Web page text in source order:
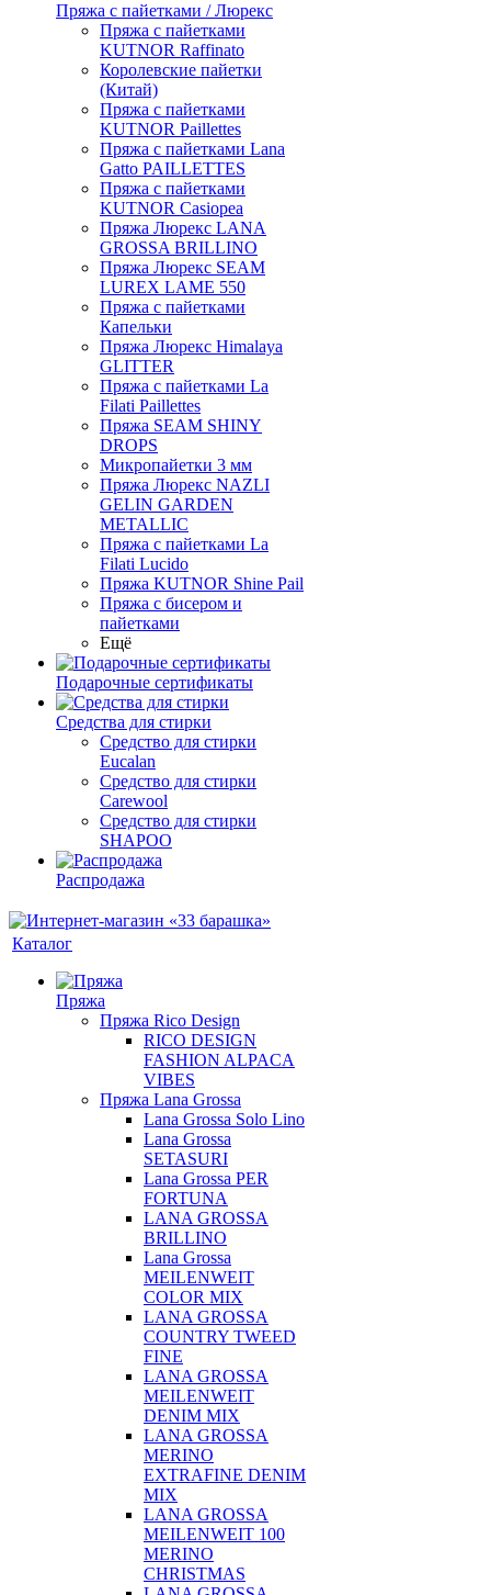
Пряжа с пайетками / Люрекс
Пряжа с пайетками
KUTNOR Raffinato
Королевские пайетки
(Китай)
Пряжа с пайетками
KUTNOR Paillettes
Пряжа с пайетками Lana
Gatto PAILLETTES
Пряжа с пайетками
KUTNOR Casiopea
Пряжа Люрекс LANA
GROSSA BRILLINO
Пряжа Люрекс SEAM
LUREX LAME 550
Пряжа с пайетками
Капельки
Пряжа Люрекс Himalaya
GLITTER
Пряжа с пайетками La
Filati Paillettes
Пряжа SEAM SHINY
DROPS
Микропайетки 3 мм
Пряжа Люрекс NAZLI
GELIN GARDEN
METALLIC
Пряжа с пайетками La
Filati Lucido
Пряжа KUTNOR Shine Pail
Пряжа с бисером и
пайетками
Ещё
Подарочные сертификаты
Средства для стирки
Средство для стирки
Eucalan
Средство для стирки
Carewool
Средство для стирки
SHAPOO
Распродажа
Каталог
Пряжа
Пряжа Rico Design
RICO DESIGN
FASHION ALPACA
VIBES
Пряжа Lana Grossa
Lana Grossa Solo Lino
Lana Grossa
SETASURI
Lana Grossa PER
FORTUNA
LANA GROSSA
BRILLINO
Lana Grossa
MEILENWEIT
COLOR MIX
LANA GROSSA
COUNTRY TWEED
FINE
LANA GROSSA
MEILENWEIT
DENIM MIX
LANA GROSSA
MERINO
EXTRAFINE DENIM
MIX
LANA GROSSA
MEILENWEIT 100
MERINO
CHRISTMAS